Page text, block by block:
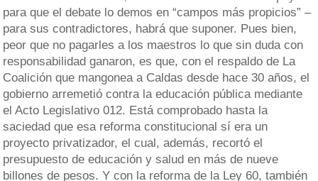
para que el debate lo demos en “campos más propicios” –
para sus contradictores, habrá que suponer. Pues bien,
peor que no pagarles a los maestros lo que sin duda con
responsabilidad ganaron, es que, con el respaldo de La
Coalición que mangonea a Caldas desde hace 30 años, el
gobierno arremetió contra la educación pública mediante
el Acto Legislativo 012. Está comprobado hasta la
saciedad que esa reforma constitucional sí era un
proyecto privatizador, el cual, además, recortó el
presupuesto de educación y salud en más de nueve
billones de pesos. Y con la reforma de la Ley 60, también